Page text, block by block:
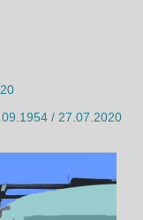
/ 27.07.2020